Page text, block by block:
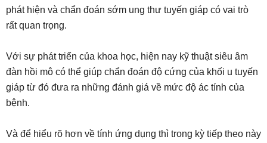
phát hiện và chẩn đoán sớm ung thư tuyến giáp có vai trò
rất quan trọng.
Với sự phát triển của khoa học, hiện nay kỹ thuật siêu âm
đàn hồi mô có thể giúp chẩn đoán độ cứng của khối u tuyến
giáp từ đó đưa ra những đánh giá về mức độ ác tính của
bệnh.
Và để hiểu rõ hơn về tính ứng dụng thì trong kỳ tiếp theo này